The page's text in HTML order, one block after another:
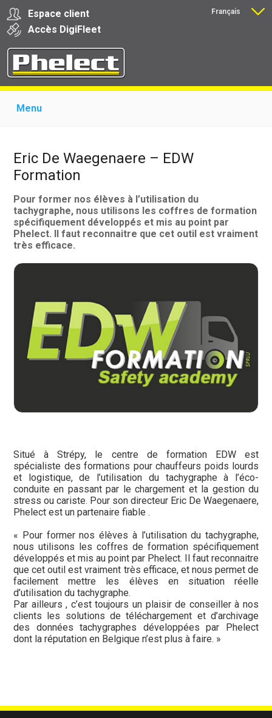
Espace client
Accès DigiFleet
Français
Menu
Produits pour transporteurs
Formations
Support
Download
Eric De Waegenaere – EDW
Formation
Pour former nos élèves à l’utilisation du
tachygraphe, nous utilisons les coffres de formation
spécifiquement développés et mis au point par
Phelect. Il faut reconnaitre que cet outil est vraiment
très efficace.
Situé à Strépy, le centre de formation EDW est
spécialiste des formations pour chauffeurs poids lourds
et logistique, de l’utilisation du tachygraphe à l’éco-
conduite en passant par le chargement et la gestion du
stress ou cariste. Pour son directeur Eric De Waegenaere,
Phelect est un partenaire fiable .
« Pour former nos élèves à l’utilisation du tachygraphe,
nous utilisons les coffres de formation spécifiquement
développés et mis au point par Phelect. Il faut reconnaitre
que cet outil est vraiment très efficace, et nous permet de
facilement mettre les élèves en situation réelle
d’utilisation du tachygraphe.
Par ailleurs , c’est toujours un plaisir de conseiller à nos
clients les solutions de téléchargement et d’archivage
des données tachygraphes développées par Phelect
dont la réputation en Belgique n’est plus à faire. »